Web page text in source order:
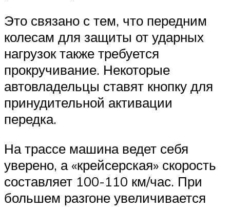
Это связано с тем, что передним
колесам для защиты от ударных
нагрузок также требуется
прокручивание. Некоторые
автовладельцы ставят кнопку для
принудительной активации
передка.
На трассе машина ведет себя
уверено, а «крейсерская» скорость
составляет 100-110 км/час. При
большем разгоне увеличивается